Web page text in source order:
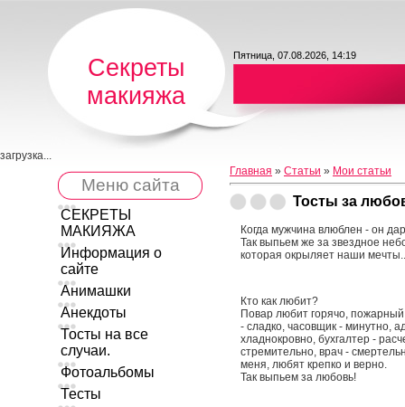
Секреты
макияжа
Пятница, 07.08.2026, 14:19
загрузка...
Меню сайта
СЕКРЕТЫ
МАКИЯЖА
Информация о
сайте
Анимашки
Анекдоты
Тосты на все
случаи.
Фотоальбомы
Тесты
Главная » Статьи » Мои статьи
Тосты за
Когда мужчина влюблен - он
Так выпьем же за звездное
которая окрыляет наши
Кто как любит?
Повар любит горячо,
- сладко, часовщик - минутно,
хладнокровно, бухгалтер -
стремительно, врач -
меня, любят крепко и верно.
Так выпьем за любовь!